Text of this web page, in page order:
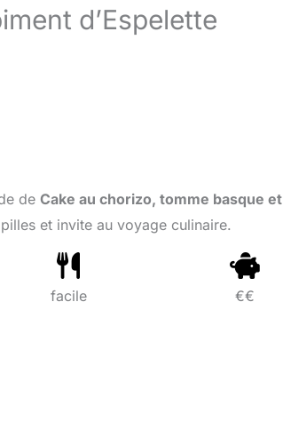
d’Espelette
de Cake au chorizo, tomme basque et
et invite au voyage culinaire.
facile €€